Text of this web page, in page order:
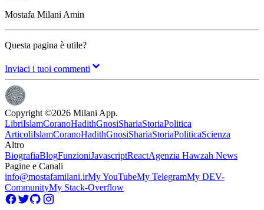
Mostafa Milani Amin
Questa pagina è utile?
Inviaci i tuoi commenti
Copyright ©2026 Milani App.
LibriIslamCoranoHadithGnosiShariaStoriaPolitica
ArticoliIslamCoranoHadithGnosiShariaStoriaPoliticaScienza
Altro
BiografiaBlogFunzioniJavascriptReactAgenzia Hawzah News
Pagine e Canali
info@mostafamilani.irMy YouTubeMy TelegramMy DEV-
CommunityMy Stack-Overflow